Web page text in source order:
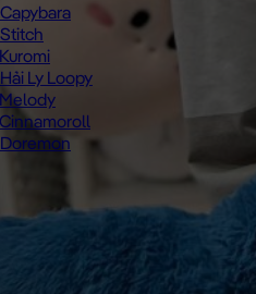
Ly Loopy